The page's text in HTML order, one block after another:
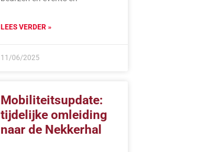
LEES VERDER »
11/06/2025
Mobiliteitsupdate:
tijdelijke omleiding
naar de Nekkerhal